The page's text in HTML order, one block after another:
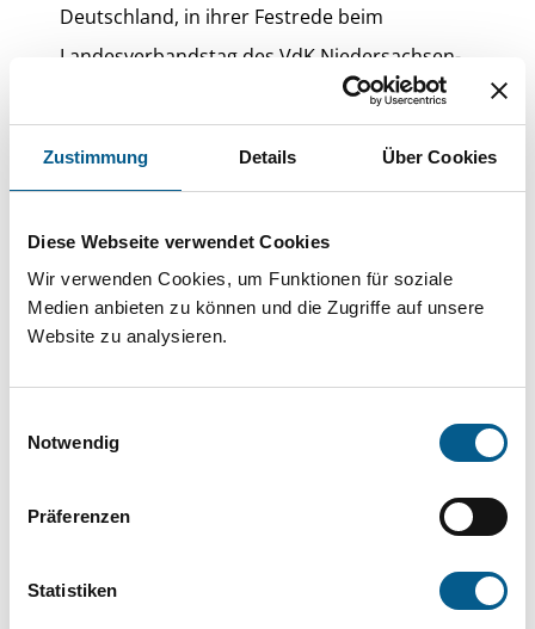
Zustimmung Details Über Cookies
Diese Webseite verwendet Cookies
Wir verwenden Cookies, um Funktionen für soziale
Medien anbieten zu können und die Zugriffe auf unsere
Website zu analysieren.
Notwendig
Präferenzen
Statistiken
Deutschland, in ihrer Festrede beim
Landesverbandstag des VdK Niedersachsen-
Bremen. Vor rund 200 Gästen aus Verbänden,
unverzichtbaren Beitrag freiwillig Engagierter
Ehrenamt stärkt die Gemeinschaft, wirkt gegen
Einsamkeit und entfaltet politische
Wirksamkeit.“
Mitglieder des VdK und die zentrale Rolle der
deren Einsatz, so Bentele, wäre eine aktive
Ländern nicht denkbar. In Richtung Politik